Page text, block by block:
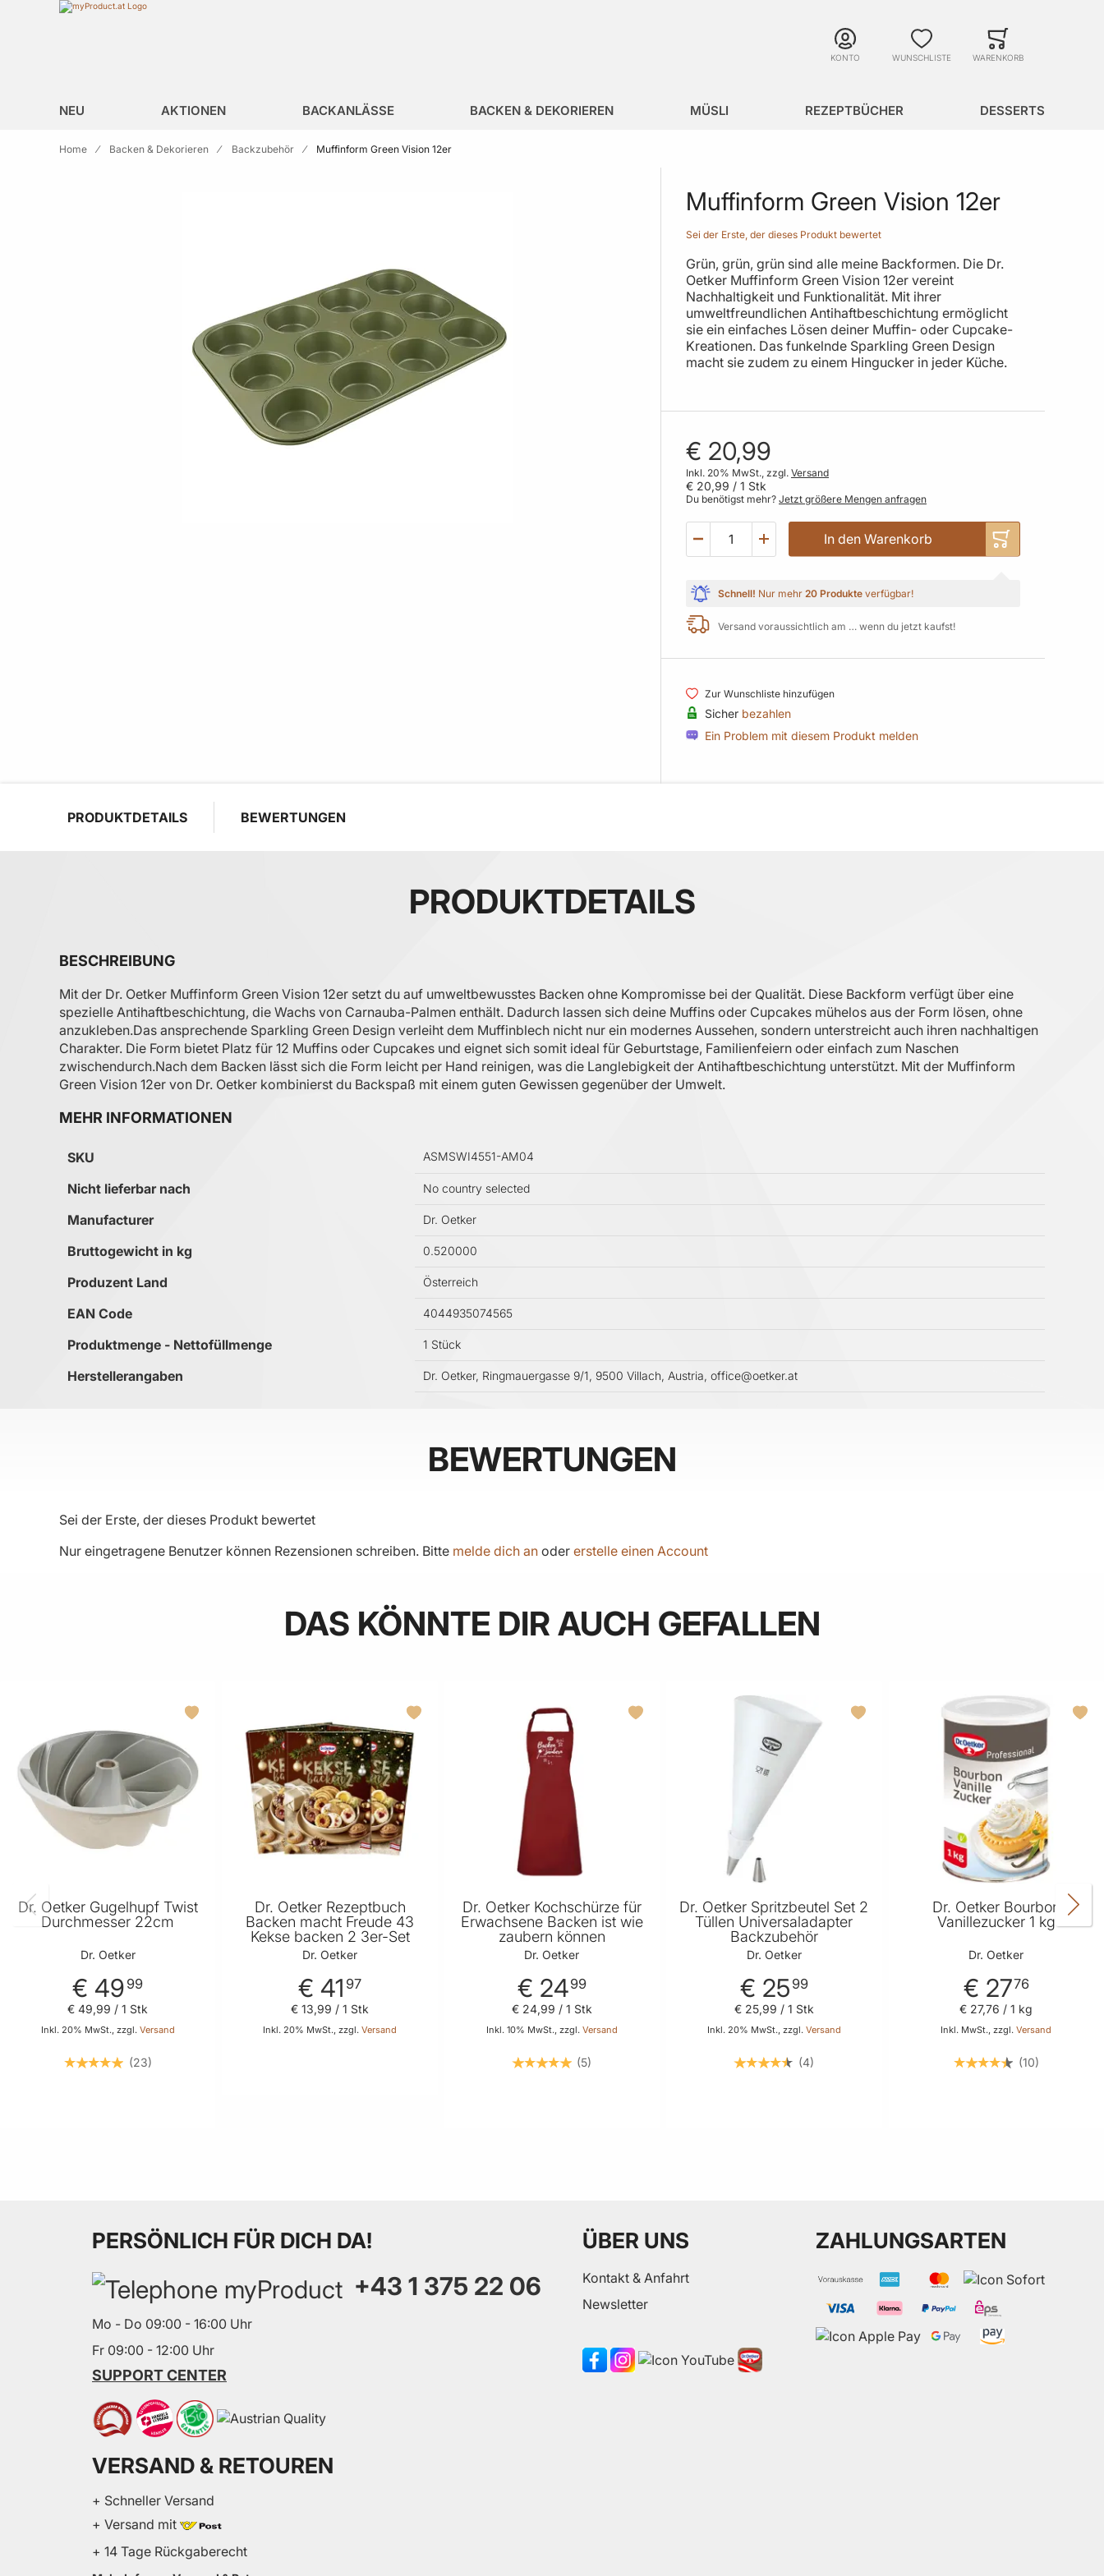
Zur Homepage
KONTO WUNSCHLISTE WARENKORB
NEU AKTIONEN BACKANLÄSSE BACKEN & DEKORIEREN MÜSLI REZEPTBÜCHER DESSERTS
Home Backen & Dekorieren Backzubehör Muffinform Green Vision 12er
Muffinform Green Vision 12er
Sei der Erste, der dieses Produkt bewertet
Grün, grün, grün sind alle meine Backformen. Die Dr.
Oetker Muffinform Green Vision 12er vereint
Nachhaltigkeit und Funktionalität. Mit ihrer
umweltfreundlichen Antihaftbeschichtung ermöglicht
sie ein einfaches Lösen deiner Muffin- oder Cupcake-
Kreationen. Das funkelnde Sparkling Green Design
macht sie zudem zu einem Hingucker in jeder Küche.
€ 20,99
Inkl. 20% MwSt., zzgl. Versand
€ 20,99 / 1 Stk
Du benötigst mehr? Jetzt größere Mengen anfragen
In den Warenkorb
Schnell! Nur mehr 20 Produkte verfügbar!
Versand voraussichtlich am … wenn du jetzt kaufst!
Zur Wunschliste hinzufügen
Sicher bezahlen
Ein Problem mit diesem Produkt melden
PRODUKTDETAILS BEWERTUNGEN
PRODUKTDETAILS
BESCHREIBUNG
Mit der Dr. Oetker Muffinform Green Vision 12er setzt du auf umweltbewusstes Backen ohne Kompromisse bei der Qualität. Diese Backform verfügt über eine
spezielle Antihaftbeschichtung, die Wachs von Carnauba-Palmen enthält. Dadurch lassen sich deine Muffins oder Cupcakes mühelos aus der Form lösen, ohne
anzukleben.​ Das ansprechende Sparkling Green Design verleiht dem Muffinblech nicht nur ein modernes Aussehen, sondern unterstreicht auch ihren nachhaltigen
Charakter. Die Form bietet Platz für 12 Muffins oder Cupcakes und eignet sich somit ideal für Geburtstage, Familienfeiern oder einfach zum Naschen
zwischendurch.​ Nach dem Backen lässt sich die Form leicht per Hand reinigen, was die Langlebigkeit der Antihaftbeschichtung unterstützt. Mit der Muffinform
Green Vision 12er von Dr. Oetker kombinierst du Backspaß mit einem guten Gewissen gegenüber der Umwelt.​
MEHR INFORMATIONEN
Mehr Informationen
SKU ASMSWI4551-AM04
Nicht lieferbar nach No country selected
Manufacturer Dr. Oetker
Bruttogewicht in kg 0.520000
Produzent Land Österreich
EAN Code 4044935074565
Produktmenge - Nettofüllmenge 1 Stück
Herstellerangaben Dr. Oetker, Ringmauergasse 9/1, 9500 Villach, Austria, office@oetker.at
BEWERTUNGEN
Sei der Erste, der dieses Produkt bewertet
Nur eingetragene Benutzer können Rezensionen schreiben. Bitte melde dich an oder erstelle einen Account
DAS KÖNNTE DIR AUCH GEFALLEN
Dr. Oetker Gugelhupf Twist
Durchmesser 22cm
Dr. Oetker
€ 49 99
Inkl. 20% MwSt., zzgl. Versand
€ 49,99 / 1 Stk
23
Dr. Oetker Rezeptbuch
Backen macht Freude 43
Kekse backen 2 3er-Set
Dr. Oetker
€ 41 97
Inkl. 20% MwSt., zzgl.Versand
€ 13,99 / 1 Stk
Dr. Oetker Kochschürze für
Erwachsene Backen ist wie
zaubern können
Dr. Oetker
€ 2499
Inkl. 10% MwSt., zzgl. Versand
€ 24,99 / 1 Stk
5
Dr. Oetker Spritzbeutel Set 2
Tüllen Universaladapter
Backzubehör
Dr. Oetker
€ 25 99
Inkl. 20% MwSt., zzgl. Versand
€ 25,99 / 1 Stk
4
Dr. Oetker Bourbon
Vanillezucker 1 kg
Dr. Oetker
€ 2776
Inkl. MwSt., zzgl.Versand
€ 27,76 / 1 kg
10
PERSÖNLICH FÜR DICH DA!
+43 1 375 22 06
Mo - Do 09:00 - 16:00 Uhr
Fr 09:00 - 12:00 Uhr
SUPPORT CENTER
ÜBER UNS
Kontakt & Anfahrt
Newsletter
ZAHLUNGSARTEN
VERSAND & RETOUREN
+ Schneller Versand
+ Versand mit
+ 14 Tage Rückgaberecht